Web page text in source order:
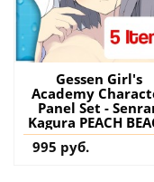
Gessen Girl's
Academy
Panel Set -
Kagura PEACH
SPLASH PS4
купить
995 руб.